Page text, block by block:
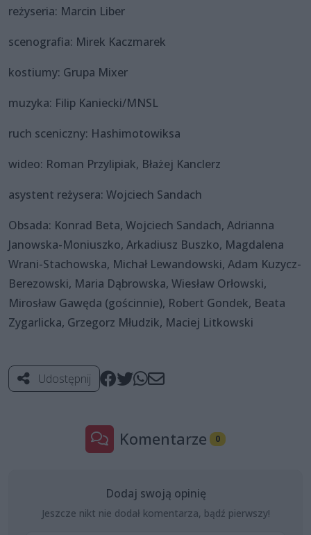
reżyseria: Marcin Liber
scenografia: Mirek Kaczmarek
kostiumy: Grupa Mixer
muzyka: Filip Kaniecki/MNSL
ruch sceniczny: Hashimotowiksa
wideo: Roman Przylipiak, Błażej Kanclerz
asystent reżysera: Wojciech Sandach
Obsada: Konrad Beta, Wojciech Sandach, Adrianna
Janowska-Moniuszko, Arkadiusz Buszko, Magdalena
Wrani-Stachowska, Michał Lewandowski, Adam Kuzycz-
Berezowski, Maria Dąbrowska, Wiesław Orłowski,
Mirosław Gawęda (gościnnie), Robert Gondek, Beata
Zygarlicka, Grzegorz Młudzik, Maciej Litkowski
Udostępnij
Komentarze 0
Dodaj swoją opinię
Jeszcze nikt nie dodał komentarza, bądź pierwszy!